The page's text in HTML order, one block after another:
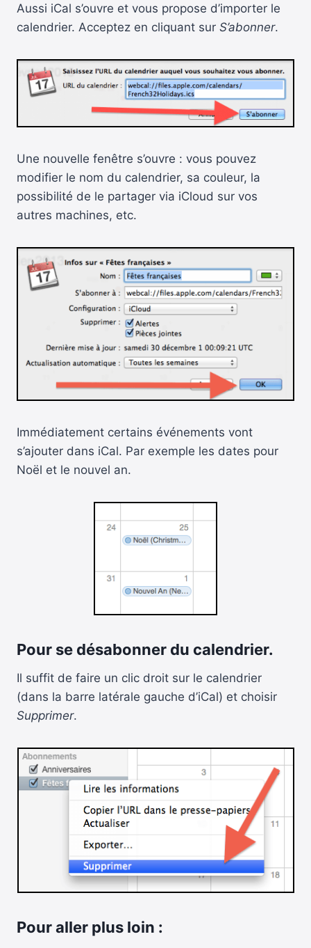
Aussi iCal s’ouvre et vous propose d’importer le
calendrier. Acceptez en cliquant sur S’abonner.
Une nouvelle fenêtre s’ouvre : vous pouvez
modifier le nom du calendrier, sa couleur, la
possibilité de le partager via iCloud sur vos
autres machines, etc.
Immédiatement certains événements vont
s’ajouter dans iCal. Par exemple les dates pour
Noël et le nouvel an.
Pour se désabonner du calendrier.
Il suffit de faire un clic droit sur le calendrier
(dans la barre latérale gauche d’iCal) et choisir
Supprimer.
Pour aller plus loin :